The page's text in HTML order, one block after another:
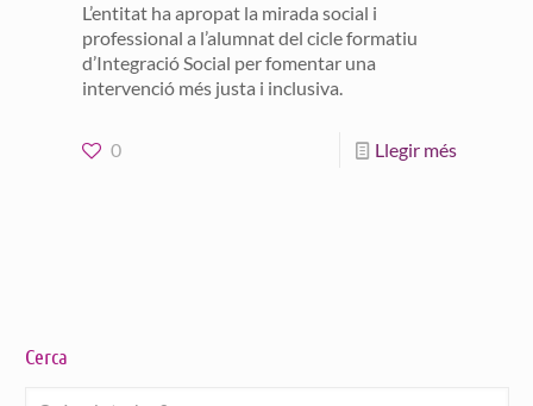
L’entitat ha apropat la mirada social i
professional a l’alumnat del cicle formatiu
d’Integració Social per fomentar una
intervenció més justa i inclusiva.
0 Llegir més
Cerca